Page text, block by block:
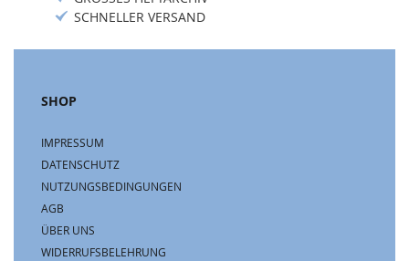
SCHNELLER VERSAND
SHOP
IMPRESSUM
DATENSCHUTZ
NUTZUNGSBEDINGUNGEN
AGB
ÜBER UNS
WIDERRUFSBELEHRUNG